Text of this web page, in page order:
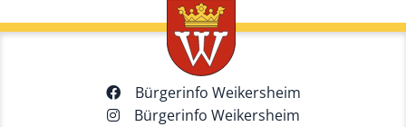
Bürgerinfo Weikersheim
Bürgerinfo Weikersheim